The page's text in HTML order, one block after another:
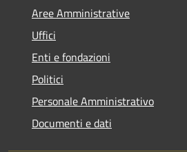
Aree Amministrative
Uffici
Enti e fondazioni
Politici
Personale Amministrativo
Documenti e dati